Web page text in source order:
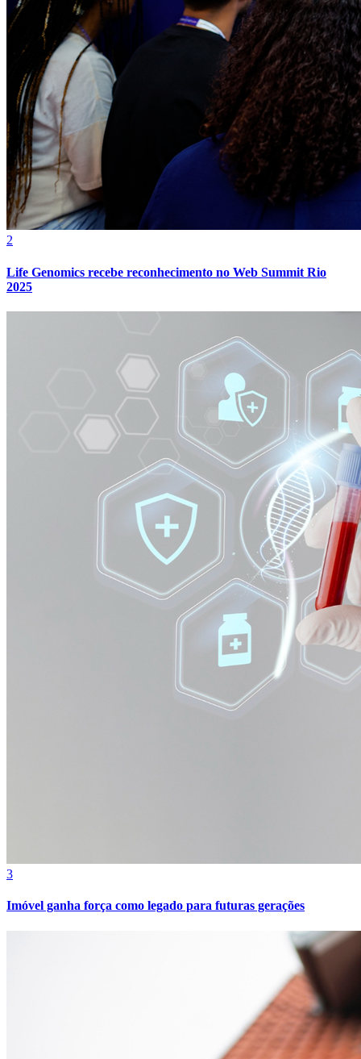
Botafogo
2
Life Genomics recebe reconhecimento no Web Summit Rio
2025
3
Imóvel ganha força como legado para futuras gerações